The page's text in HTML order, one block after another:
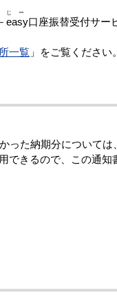
easy
じー
口座振替受付サー
一覧 」をご覧ください。
た納期分については
できるので、この通知